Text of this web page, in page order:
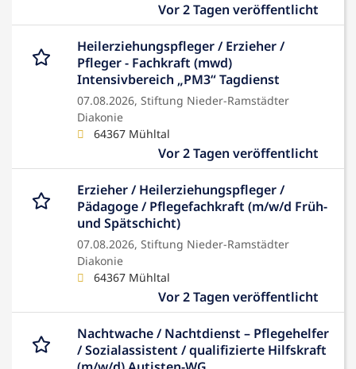
Vor 2 Tagen veröffentlicht
Heilerziehungspfleger / Erzieher /
Pfleger - Fachkraft (mwd)
Intensivbereich „PM3“ Tagdienst
07.08.2026, Stiftung Nieder-Ramstädter
Diakonie
64367 Mühltal
Vor 2 Tagen veröffentlicht
Erzieher / Heilerziehungspfleger /
Pädagoge / Pflegefachkraft (m/w/d Früh-
und Spätschicht)
07.08.2026, Stiftung Nieder-Ramstädter
Diakonie
64367 Mühltal
Vor 2 Tagen veröffentlicht
Nachtwache / Nachtdienst – Pflegehelfer
/ Sozialassistent / qualifizierte Hilfskraft